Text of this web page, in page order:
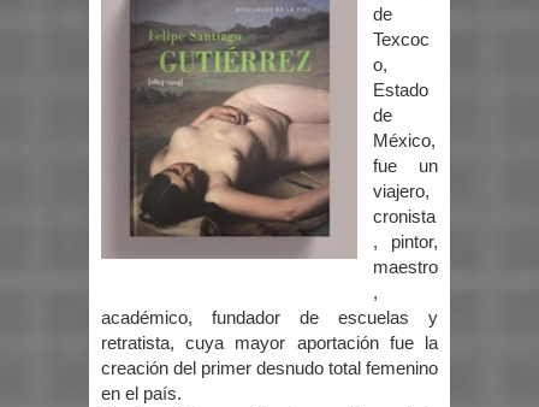
de
Texcoc
o,
Estado
de
México,
fue un
viajero,
cronista
, pintor,
maestro
,
académico, fundador de escuelas y
retratista, cuya mayor aportación fue la
creación del primer desnudo total femenino
en el país.